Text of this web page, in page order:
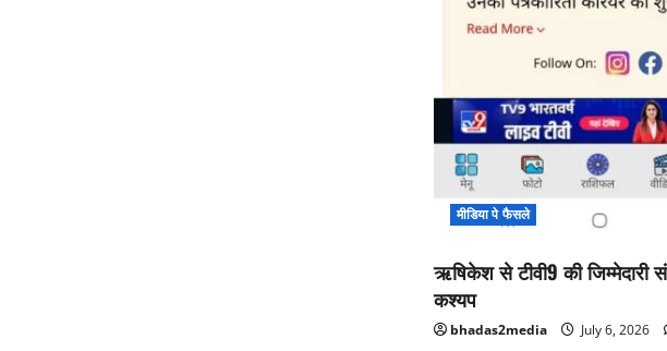
मीडिया पे फैसले
ऋषिकेश से टीवी9 की जिम्मेदारी
कश्यप
bhadas2media July 6, 2026